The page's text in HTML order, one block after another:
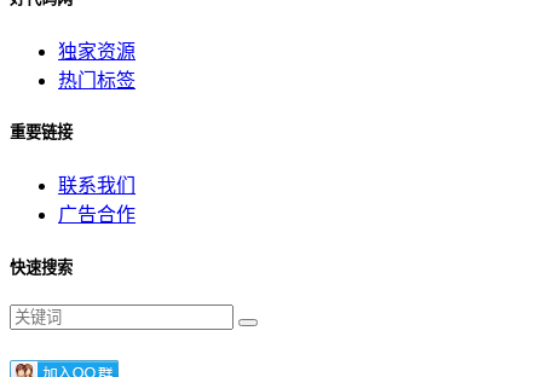
独家资源
热门标签
重要链接
联系我们
广告合作
快速搜索